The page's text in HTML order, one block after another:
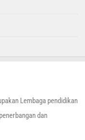
Lembaga pendidikan
dan